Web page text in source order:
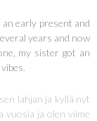
early present and
years and now
my sister got an
lahjan ja kyllä nyt
vuosia ja olen viime